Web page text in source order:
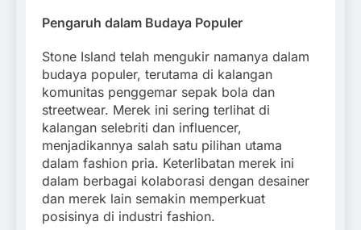
Pengaruh dalam Budaya Populer
Stone Island telah mengukir namanya dalam
budaya populer, terutama di kalangan
komunitas penggemar sepak bola dan
streetwear. Merek ini sering terlihat di
kalangan selebriti dan influencer,
menjadikannya salah satu pilihan utama
dalam fashion pria. Keterlibatan merek ini
dalam berbagai kolaborasi dengan desainer
dan merek lain semakin memperkuat
posisinya di industri fashion.